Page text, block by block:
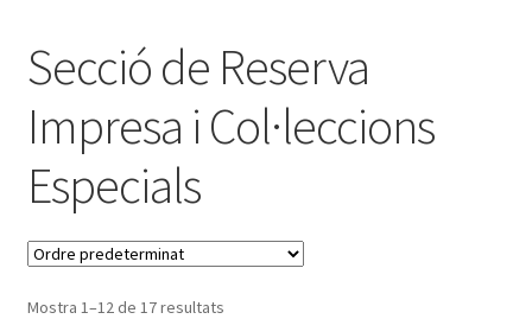
Finalitzar compra
Secció de Reserva
Impresa i Col·leccions
Especials
Mostra 1–12 de 17 resultats